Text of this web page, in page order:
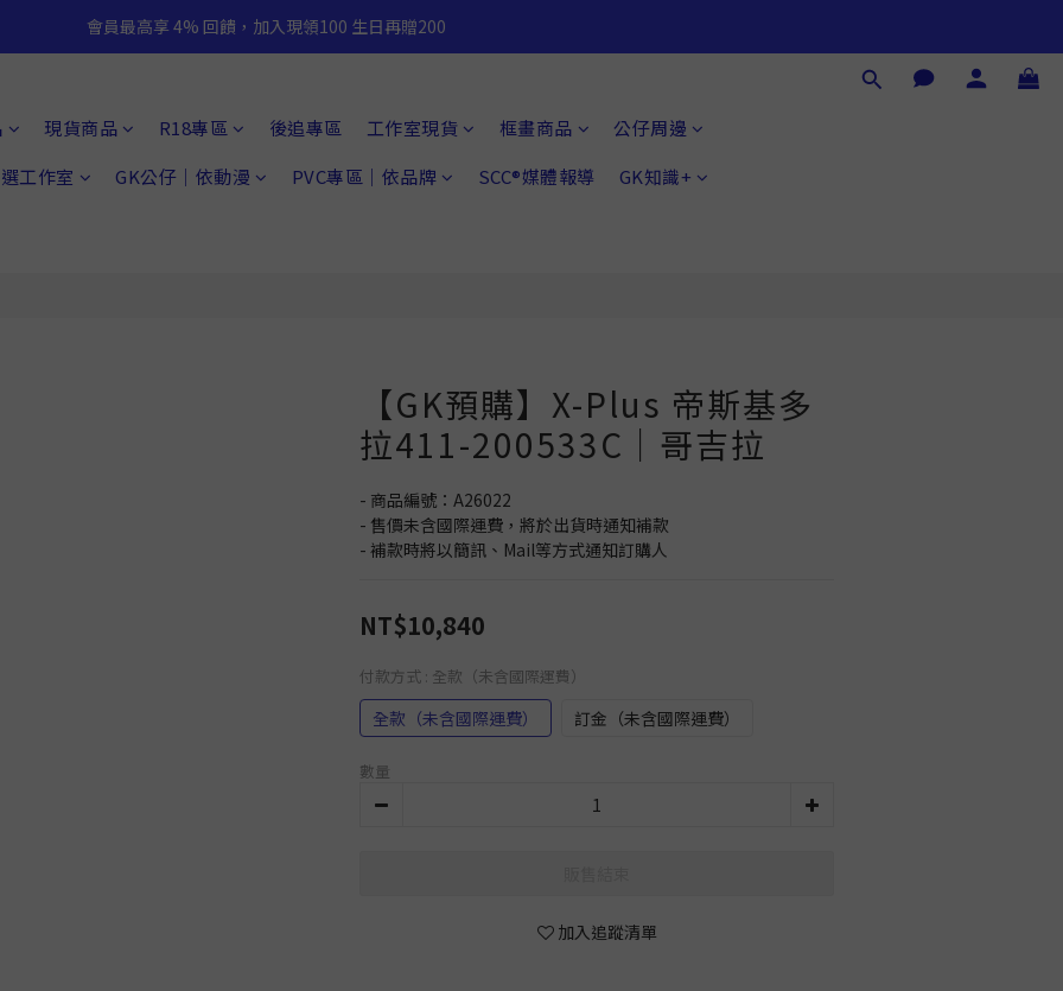
會員最高享 4% 回饋，加入現領100 生日再贈200
現貨商品 R18專區 後追專區 工作室現貨 框畫商品
公仔周邊
工作室
GK公仔｜依動漫 PVC專區｜依品牌 SCC®媒體報導 GK知識+
【GK預購】X-Plus 帝斯基多
拉411-200533C｜哥吉拉
- 商品編號：A26022
- 售價未含國際運費，將於出貨時通知補款
- 補款時將以簡訊、Mail等方式通知訂購人
NT$10,840
付款方式 : 全款（未含國際運費）
全款（未含國際運費） 訂金（未含國際運費）
數量
加入追蹤清單